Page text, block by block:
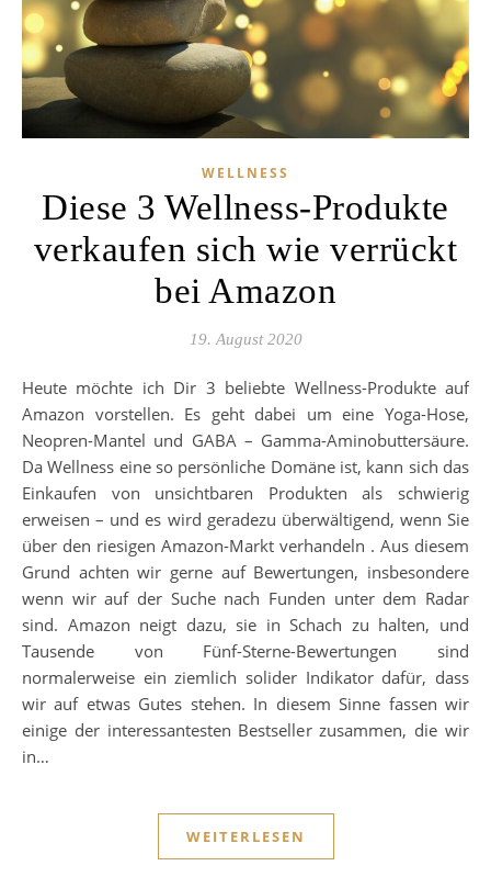
WELLNESS
Diese 3 Wellness-Produkte
verkaufen sich wie verrückt
bei Amazon
19. August 2020
Heute möchte ich Dir 3 beliebte Wellness-Produkte auf
Amazon vorstellen. Es geht dabei um eine Yoga-Hose,
Neopren-Mantel und GABA – Gamma-Aminobuttersäure.
Da Wellness eine so persönliche Domäne ist, kann sich das
Einkaufen von unsichtbaren Produkten als schwierig
erweisen – und es wird geradezu überwältigend, wenn Sie
über den riesigen Amazon-Markt verhandeln . Aus diesem
Grund achten wir gerne auf Bewertungen, insbesondere
wenn wir auf der Suche nach Funden unter dem Radar
sind. Amazon neigt dazu, sie in Schach zu halten, und
Tausende von Fünf-Sterne-Bewertungen sind
normalerweise ein ziemlich solider Indikator dafür, dass
wir auf etwas Gutes stehen. In diesem Sinne fassen wir
einige der interessantesten Bestseller zusammen, die wir
in…
WEITERLESEN